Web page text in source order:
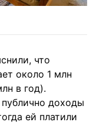
что
около 1 млн
в год).
доходы
ей платили